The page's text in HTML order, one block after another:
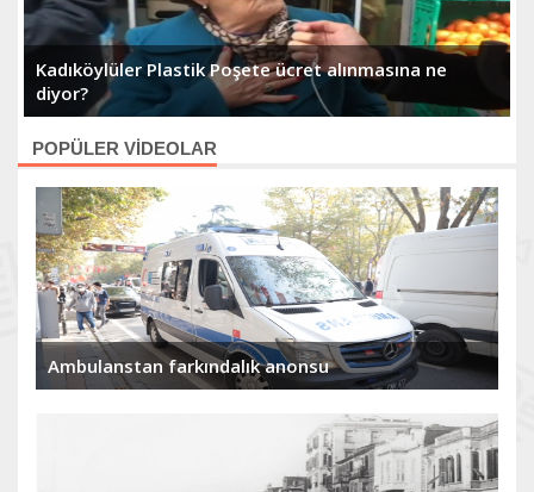
Kadıköylüler Plastik Poşete ücret alınmasına ne
diyor?
POPÜLER VİDEOLAR
Ambulanstan farkındalık anonsu